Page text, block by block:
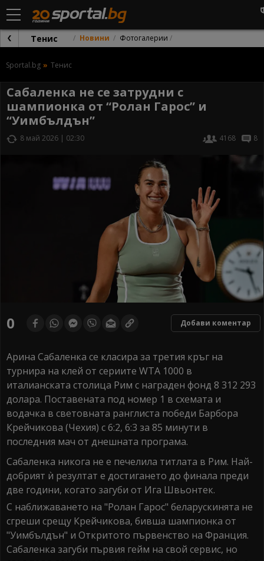
Тенис Новини Фотогалерии
Sportal.bg Тенис
Сабаленка не се затрудни с
шампионка от “Ролан Гарос” и
“Уимбълдън”
8 май 2026 | 02:30 4168 8
0 Добави коментар
Арина Сабаленка се класира за третия кръг на
турнира на клей от сериите WТА 1000 в
италианската столица Рим с награден фонд 8 312 293
долара. Поставената под номер 1 в схемата и
водачка в световната ранглиста победи Барбора
Крейчикова (Чехия) с 6:2, 6:3 за 85 минути в
последния мач от днешната програма.
Сабаленка никога не е печелила титлата в Рим. Най-
добрият ѝ резултат е достигането до финала преди
две години, когато загуби от Ига Швьонтек.
С наближаването на "Ролан Гарос" беларускинята не
сгреши срещу Крейчикова, бивша шампионка от
"Уимбълдън" и Откритото първенство на Франция.
Сабаленка загуби първия гейм на свой сервис, но